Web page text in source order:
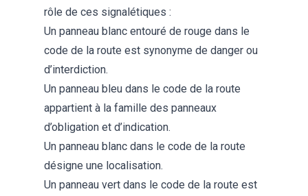
rôle de ces signalétiques :
Un panneau blanc entouré de rouge dans le
code de la route est synonyme de danger ou
d’interdiction.
Un panneau bleu dans le code de la route
appartient à la famille des panneaux
d’obligation et d’indication.
Un panneau blanc dans le code de la route
désigne une localisation.
Un panneau vert dans le code de la route est